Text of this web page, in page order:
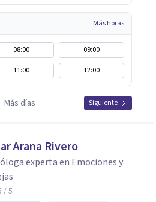
Más horas
08:00
09:00
11:00 12:00
Más días Siguiente
Arana Rivero
experta en Emociones y
/ 5